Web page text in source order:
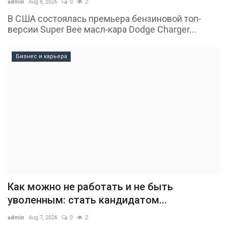
admin Aug 8, 2026 0 2
В США состоялась премьера бензиновой топ-
версии Super Bee масл-кара Dodge Charger...
Бизнес и карьера
Как можно не работать и не быть
уволенным: стать кандидатом...
admin Aug 7, 2026 0 2